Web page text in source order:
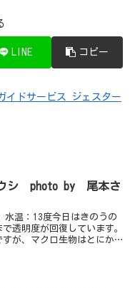
LINE コピー
イドサービス ジェスター
シ photo by 尾本さ
温：13度今日はきのうの
透明度が回復しています。
が、マクロ生物はとにかく